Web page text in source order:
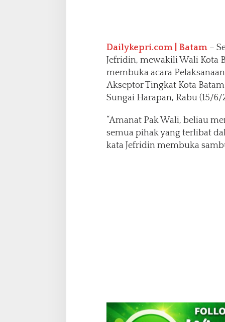
a
K
o
t
a
a
m
Dailykepri.com | Batam–
Jefridin, mewakili Wali Kota
membuka acara
Akseptor Tingkat Kota
Sungai Harapan, Rabu (15/6/
“Amanat Pak Wali, beliau
semua pihak yang terlibat
kata Jefridin membuka